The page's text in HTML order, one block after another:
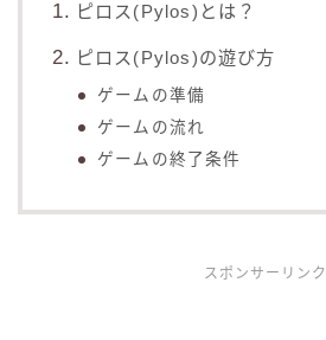
ピロス(Pylos)とは？
ピロス(Pylos)の遊び方
ゲームの準備
ゲームの流れ
ゲームの終了条件
スポンサーリンク